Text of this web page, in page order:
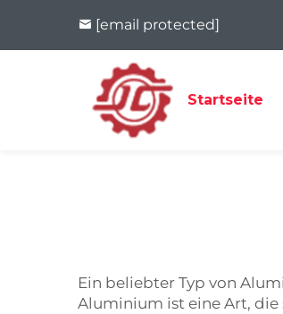
[email protected]
Startseite
Ein beliebter Typ von
Aluminium ist eine Art,